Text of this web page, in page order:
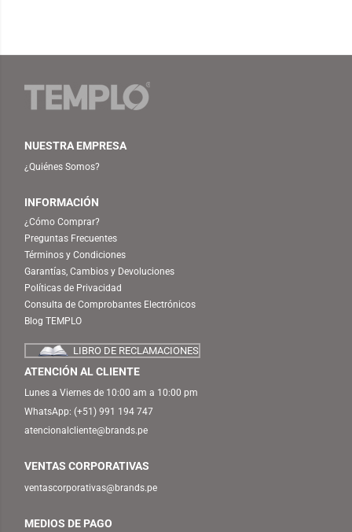
NUESTRA EMPRESA
¿Quiénes Somos?
INFORMACIÓN
¿Cómo Comprar?
Preguntas Frecuentes
Términos y Condiciones
Garantías, Cambios y Devoluciones
Políticas de Privacidad
Consulta de Comprobantes Electrónicos
Blog TEMPLO
LIBRO DE RECLAMACIONES
ATENCIÓN AL CLIENTE
Lunes a Viernes de 10:00 am a 10:00 pm
WhatsApp: (+51) 991 194 747
atencionalcliente@brands.pe
VENTAS CORPORATIVAS
ventascorporativas@brands.pe
MEDIOS DE PAGO